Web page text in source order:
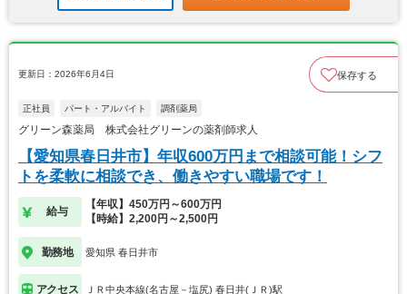
更新日：2026年6月4日 保存する
正社員 パート・アルバイト 調剤薬局
グリーン森薬局 株式会社グリーンの薬剤師求人
【愛知県春日井市】年収600万円まで相談可能！シフ
トを柔軟に相談でき、働きやすい職場です！
給与
【年収】450万円～600万円
【時給】2,200円～2,500円
勤務地 愛知県 春日井市
アクセス ＪＲ中央本線(名古屋－塩尻) 春日井(ＪＲ)駅